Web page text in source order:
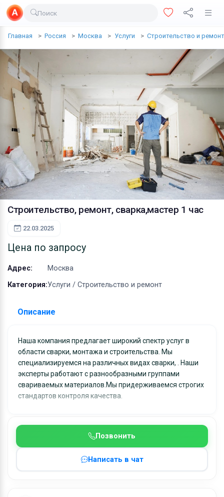
Поиск
Главная Россия Москва Услуги Строительство и ремонт
Строительство, ремонт, сварка,мастер 1 час
22.03.2025
Позвонить
Написать в чат
Цена по запросу
Адрес:
Москва
Категория:Услуги / Строительство и ремонт
Описание
Наша компания предлагает широкий спектр услуг в
области сварки, монтажа и строительства. Мы
специализируемся на различных видах сварки, . Наши
эксперты работают с разнообразными группами
свариваемых материалов.Мы придерживаемся строгих
стандартов контроля качества.
Доставка еды
Транспорт
Недвижимость
Услуги
Личные вещи
Одежда и обувь
Электроника
Все для дома
Хобби и отдых
Животные
Оборудование
Материалы